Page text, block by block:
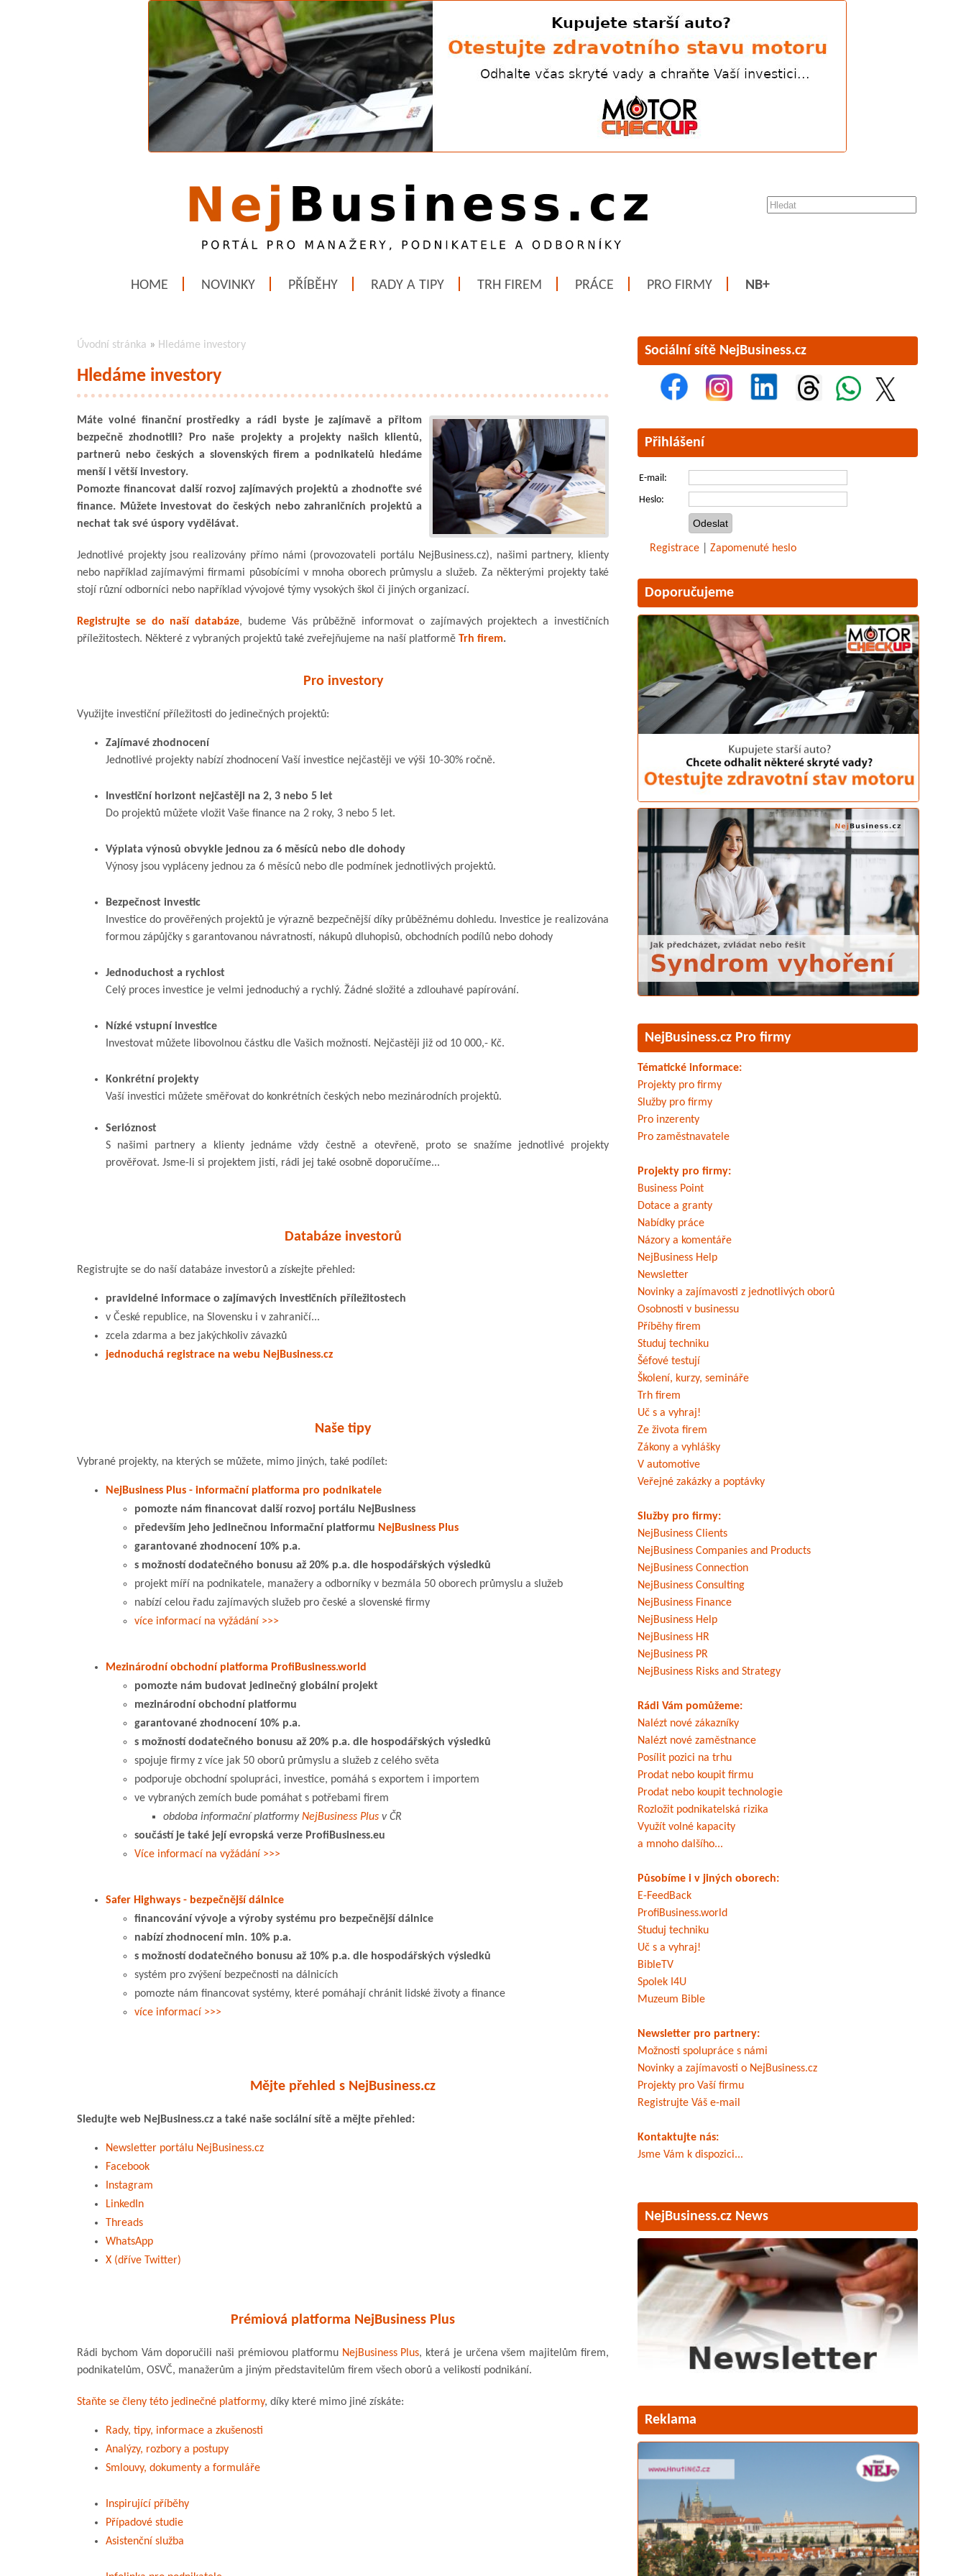
HOME NOVINKY PŘÍBĚHY RADY A TIPY TRH FIREM PRÁCE PRO FIRMY NB+
Úvodní stránka » Hledáme investory
Hledáme investory
Máte volné finanční prostředky a rádi byste je zajímavě a přitom
bezpečně zhodnotili? Pro naše projekty a projekty našich klientů,
partnerů nebo českých a slovenských firem a podnikatelů hledáme
menší i větší investory.
Pomozte financovat další rozvoj zajímavých projektů a zhodnoťte své
finance. Můžete investovat do českých nebo zahraničních projektů a
nechat tak své úspory vydělávat.
Jednotlivé projekty jsou realizovány přímo námi (provozovateli portálu NejBusiness.cz), našimi partnery, klienty
nebo například zajímavými firmami působícími v mnoha oborech průmyslu a služeb. Za některými projekty také
stojí různí odborníci nebo například vývojové týmy vysokých škol či jiných organizací.
Registrujte se do naší databáze, budeme Vás průběžně informovat o zajímavých projektech a investičních
příležitostech. Některé z vybraných projektů také zveřejňujeme na naší platformě Trh firem.
Pro investory
Využijte investiční příležitosti do jedinečných projektů:
Zajímavé zhodnocení
Jednotlivé projekty nabízí zhodnocení Vaší investice nejčastěji ve výši 10-30% ročně.
Investiční horizont nejčastěji na 2, 3 nebo 5 let
Do projektů můžete vložit Vaše finance na 2 roky, 3 nebo 5 let.
Výplata výnosů obvykle jednou za 6 měsíců nebo dle dohody
Výnosy jsou vypláceny jednou za 6 měsíců nebo dle podmínek jednotlivých projektů.
Bezpečnost investic
Investice do prověřených projektů je výrazně bezpečnější díky průběžnému dohledu. Investice je realizována
formou zápůjčky s garantovanou návratností, nákupů dluhopisů, obchodních podílů nebo dohody
Jednoduchost a rychlost
Celý proces investice je velmi jednoduchý a rychlý. Žádné složité a zdlouhavé papírování.
Nízké vstupní investice
Investovat můžete libovolnou částku dle Vašich možností. Nejčastěji již od 10 000,- Kč.
Konkrétní projekty
Vaší investici můžete směřovat do konkrétních českých nebo mezinárodních projektů.
Serióznost
S našimi partnery a klienty jednáme vždy čestně a otevřeně, proto se snažíme jednotlivé projekty
prověřovat. Jsme-li si projektem jistí, rádi jej také osobně doporučíme...
Databáze investorů
Registrujte se do naší databáze investorů a získejte přehled:
pravidelné informace o zajímavých investičních příležitostech
v České republice, na Slovensku i v zahraničí...
zcela zdarma a bez jakýchkoliv závazků
jednoduchá registrace na webu NejBusiness.cz
Naše tipy
Vybrané projekty, na kterých se můžete, mimo jiných, také podílet:
NejBusiness Plus - informační platforma pro podnikatele
pomozte nám financovat další rozvoj portálu NejBusiness
především jeho jedinečnou informační platformu NejBusiness Plus
garantované zhodnocení 10% p.a.
s možností dodatečného bonusu až 20% p.a. dle hospodářských výsledků
projekt míří na podnikatele, manažery a odborníky v bezmála 50 oborech průmyslu a služeb
nabízí celou řadu zajímavých služeb pro české a slovenské firmy
více informací na vyžádání >>>
Mezinárodní obchodní platforma ProfiBusiness.world
pomozte nám budovat jedinečný globální projekt
mezinárodní obchodní platformu
garantované zhodnocení 10% p.a.
s možností dodatečného bonusu až 20% p.a. dle hospodářských výsledků
spojuje firmy z více jak 50 oborů průmyslu a služeb z celého světa
podporuje obchodní spolupráci, investice, pomáhá s exportem i importem
ve vybraných zemích bude pomáhat s potřebami firem
obdoba informační platformyNejBusiness Plus v ČR
součástí je také její evropská verze ProfiBusiness.eu
Více informací na vyžádání >>>
Safer Highways - bezpečnější dálnice
financování vývoje a výroby systému pro bezpečnější dálnice
nabízí zhodnocení min. 10% p.a.
s možností dodatečného bonusu až 10% p.a. dle hospodářských výsledků
systém pro zvýšení bezpečnosti na dálnicích
pomozte nám financovat systémy, které pomáhají chránit lidské životy a finance
více informací >>>
Mějte přehled s NejBusiness.cz
Sledujte web NejBusiness.cz a také naše sociální sítě a mějte přehled:
Newsletter portálu NejBusiness.cz
Facebook
Instagram
LinkedIn
Threads
WhatsApp
X (dříve Twitter)
Prémiová platforma NejBusiness Plus
Rádi bychom Vám doporučili naši prémiovou platformu NejBusiness Plus, která je určena všem majitelům firem,
podnikatelům, OSVČ, manažerům a jiným představitelům firem všech oborů a velikostí podnikání.
Staňte se členy této jedinečné platformy, díky které mimo jiné získáte:
Rady, tipy, informace a zkušenosti
Analýzy, rozbory a postupy
Smlouvy, dokumenty a formuláře
Inspirující příběhy
Případové studie
Asistenční služba
Sociální sítě NejBusiness.cz
Přihlášení
E-mail:
Heslo:
Registrace Zapomenuté heslo
Doporučujeme
NejBusiness.cz Pro firmy
Tématické informace:
Projekty pro firmy
Služby pro firmy
Pro inzerenty
Pro zaměstnavatele
Projekty pro firmy:
Business Point
Dotace a granty
Nabídky práce
Názory a komentáře
NejBusiness Help
Newsletter
Novinky a zajímavosti z jednotlivých oborů
Osobnosti v businessu
Příběhy firem
Studuj techniku
Šéfové testují
Školení, kurzy, semináře
Trh firem
Uč s a vyhraj!
Ze života firem
Zákony a vyhlášky
V automotive
Veřejné zakázky a poptávky
Služby pro firmy:
NejBusiness Clients
NejBusiness Companies and Products
NejBusiness Connection
NejBusiness Consulting
NejBusiness Finance
NejBusiness Help
NejBusiness HR
NejBusiness PR
NejBusiness Risks and Strategy
Rádi Vám pomůžeme:
Nalézt nové zákazníky
Nalézt nové zaměstnance
Posílit pozici na trhu
Prodat nebo koupit firmu
Prodat nebo koupit technologie
Rozložit podnikatelská rizika
Využít volné kapacity
a mnoho dalšího...
Působíme i v jiných oborech:
E-FeedBack
ProfiBusiness.world
Studuj techniku
Uč s a vyhraj!
BibleTV
Spolek I4U
Muzeum Bible
Newsletter pro partnery:
Možnosti spolupráce s námi
Novinky a zajímavosti o NejBusiness.cz
Projekty pro Vaší firmu
Registrujte Váš e-mail
Kontaktujte nás:
Jsme Vám k dispozici...
NejBusiness.cz News
Reklama